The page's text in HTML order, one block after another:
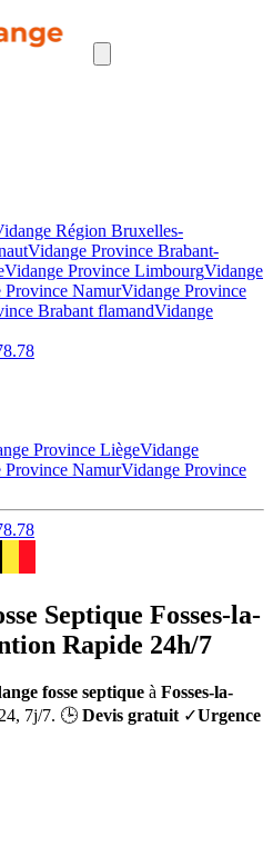
Région Bruxelles-
Vidange Province Brabant-
Vidange Province LimbourgVidange
Province NamurVidange Province
Brabant flamandVidange
Province LiègeVidange
Province NamurVidange Province
Septique Fosses-la-
Rapide 24h/7
fosse septique à Fosses-la-
7j/7. 🕒 Devis gratuit ✓Urgence